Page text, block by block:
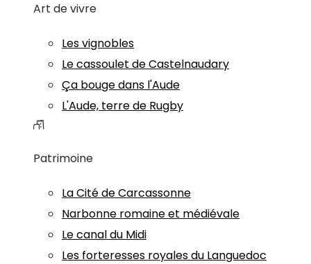
Art de vivre
Les vignobles
Le cassoulet de Castelnaudary
Ça bouge dans l'Aude
L'Aude, terre de Rugby
Patrimoine
La Cité de Carcassonne
Narbonne romaine et médiévale
Le canal du Midi
Les forteresses royales du Languedoc